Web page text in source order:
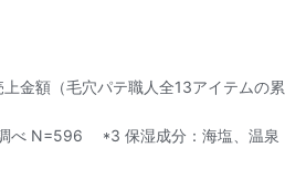
金額（毛穴パテ職人全13アイテムの累
べ N=596 *3 保湿成分：海塩、温泉